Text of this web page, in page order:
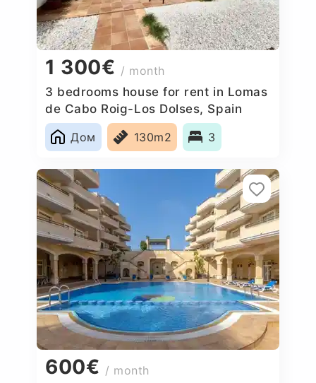
1 300€ / month
3 bedrooms house for rent in Lomas
de Cabo Roig-Los Dolses, Spain
Дом
130m2 3
600€ / month